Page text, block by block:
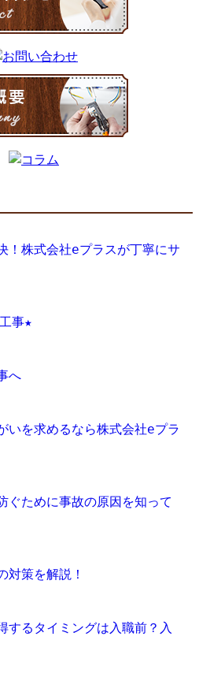
！株式会社eプラスが丁寧にサ
事★
へ
いを求めるなら株式会社eプラ
ぐために事故の原因を知って
対策を解説！
するタイミングは入職前？入